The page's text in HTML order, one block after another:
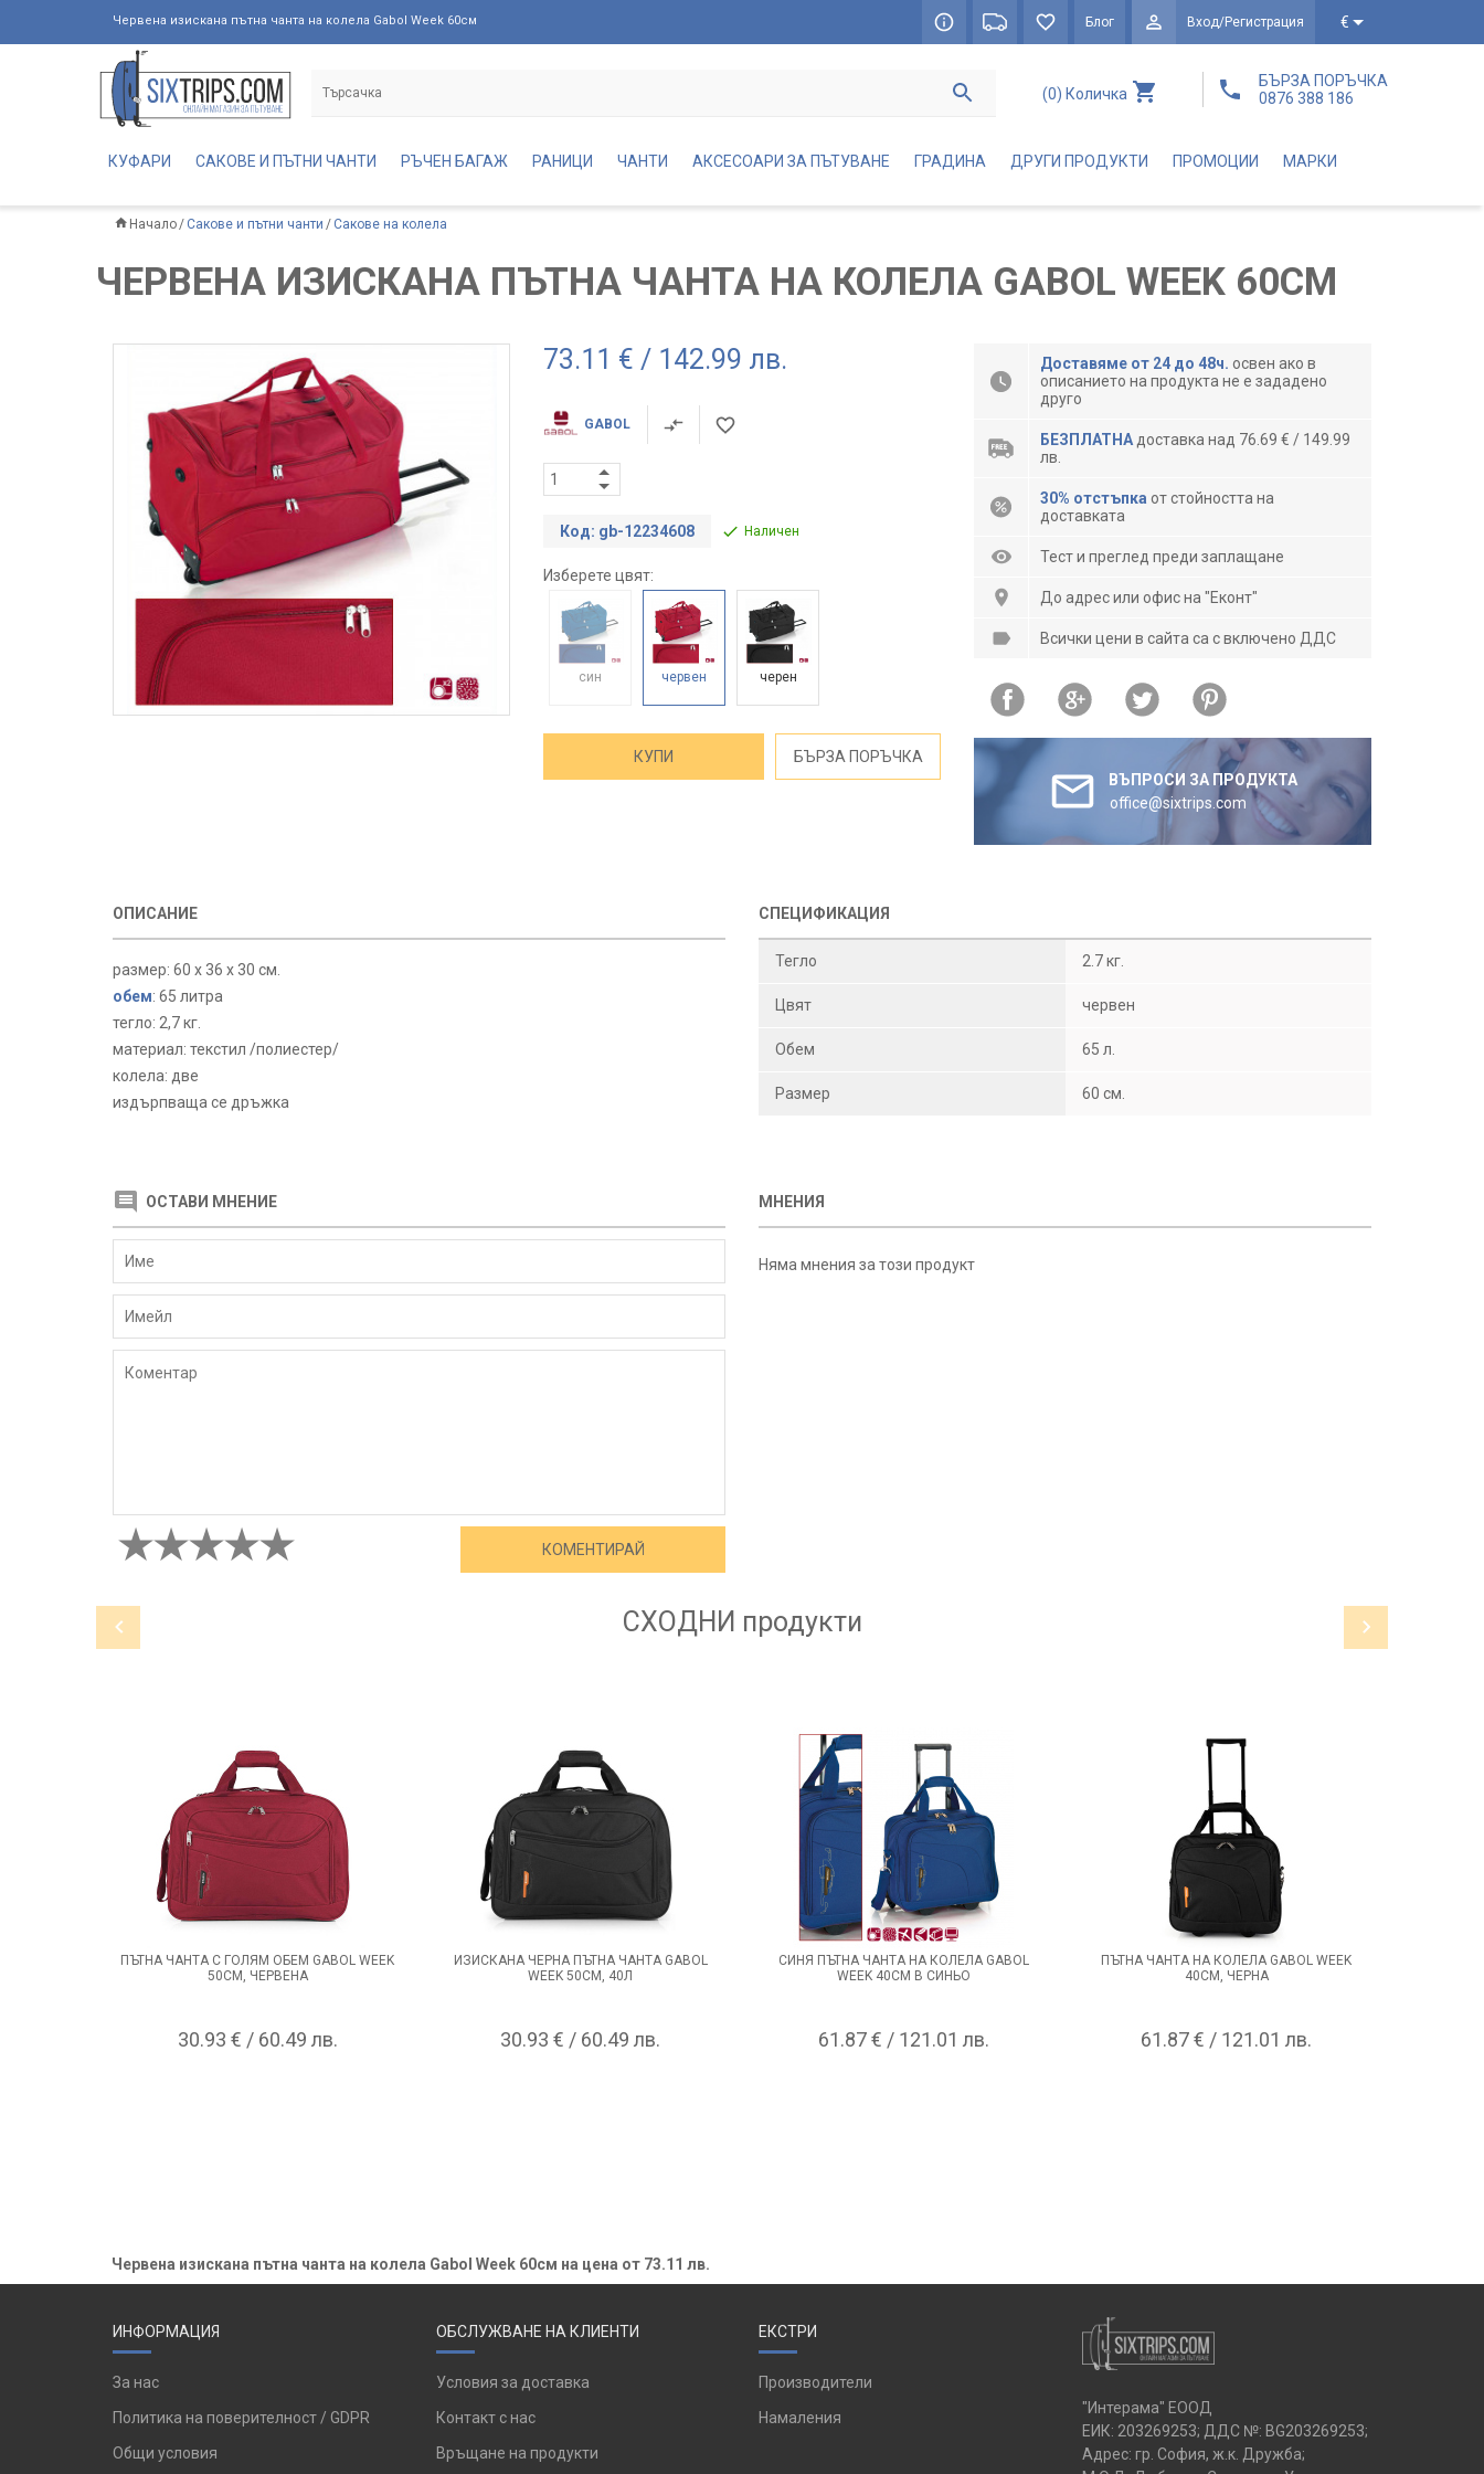
Червена изискана пътна чанта на колела Gabol Week 60см Блог Вход/Регистрация €
(0) Количка
БЪРЗА ПОРЪЧКА
0876 388 186
КУФАРИ САКОВЕ И ПЪТНИ ЧАНТИ РЪЧЕН БАГАЖ РАНИЦИ ЧАНТИ АКСЕСОАРИ ЗА ПЪТУВАНЕ ГРАДИНА ДРУГИ ПРОДУКТИ ПРОМОЦИИ МАРКИ
Начало Сакове и пътни чанти Сакове на колела
ЧЕРВЕНА ИЗИСКАНА ПЪТНА ЧАНТА НА КОЛЕЛА GABOL WEEK 60СМ
73.11 € / 142.99 лв.
GABOL
Код: gb-12234608 Наличен
Изберете цвят:
син червен черен
КУПИ БЪРЗА ПОРЪЧКА
Доставяме от 24 до 48ч. освен ако в
описанието на продукта не е зададено
друго
БЕЗПЛАТНА доставка над 76.69 € / 149.99
лв.
30% отстъпка от стойността на
доставката
Тест и преглед преди заплащане
До адрес или офис на "Еконт"
Всички цени в сайта са с включено ДДС
ВЪПРОСИ ЗА ПРОДУКТА
office@sixtrips.com
ОПИСАНИЕ
размер: 60 х 36 х 30 см.
обем: 65 литра
тегло: 2,7 кг.
материал: текстил /полиестер/
колела: две
издърпваща се дръжка
СПЕЦИФИКАЦИЯ
Тегло 2.7 кг.
Цвят червен
Обем 65 л.
Размер 60 см.
ОСТАВИ МНЕНИЕ МНЕНИЯ
Няма мнения за този продукт
СХОДНИ продукти
ПЪТНА ЧАНТА С ГОЛЯМ ОБЕМ GABOL WEEK
50СМ, ЧЕРВЕНА
30.93 € / 60.49 лв.
ИЗИСКАНА ЧЕРНА ПЪТНА ЧАНТА GABOL
WEEK 50СМ, 40Л
30.93 € / 60.49 лв.
СИНЯ ПЪТНА ЧАНТА НА КОЛЕЛА GABOL
WEEK 40СМ В СИНЬО
61.87 € / 121.01 лв.
ПЪТНА ЧАНТА НА КОЛЕЛА GABOL WEEK
40СМ, ЧЕРНА
61.87 € / 121.01 лв.
Червена изискана пътна чанта на колела Gabol Week 60см на цена от 73.11 лв.
ИНФОРМАЦИЯ
За нас
Политика на поверителност / GDPR
Общи условия
ОБСЛУЖВАНЕ НА КЛИЕНТИ
Условия за доставка
Контакт с нас
Връщане на продукти
ЕКСТРИ
Производители
Намаления
"Интерама" ЕООД
ЕИК: 203269253; ДДС №: BG203269253;
Адрес: гр. София, ж.к. Дружба;